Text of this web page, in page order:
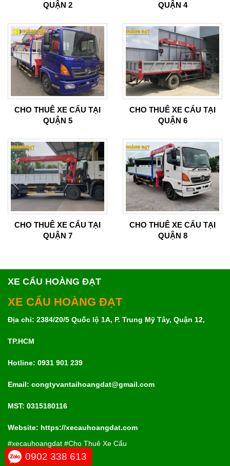
QUẬN 2
QUẬN 4
CHO THUÊ XE CẨU TẠI
QUẬN 5
CHO THUÊ XE CẨU TẠI
QUẬN 6
CHO THUÊ XE CẨU TẠI
QUẬN 7
CHO THUÊ XE CẨU TẠI
QUẬN 8
XE CẨU HOÀNG ĐẠT
XE CẨU HOÀNG ĐẠT
Địa chỉ: 2384/20/5 Quốc lộ 1A, P. Trung Mỹ Tây, Quận 12,
TP.HCM
Hotline: 0931 901 239
Email: congtyvantaihoangdat@gmail.com
MST: 0315180116
Website: https://xecauhoangdat.com
#xecauhoangdat #Cho Thuê Xe Cẩu
0902 338 613